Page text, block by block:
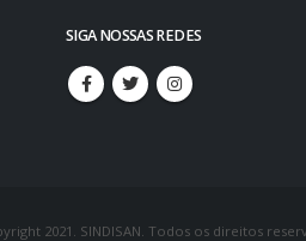
SIGA NOSSAS REDES
2021. SINDISAN. Todos os direitos